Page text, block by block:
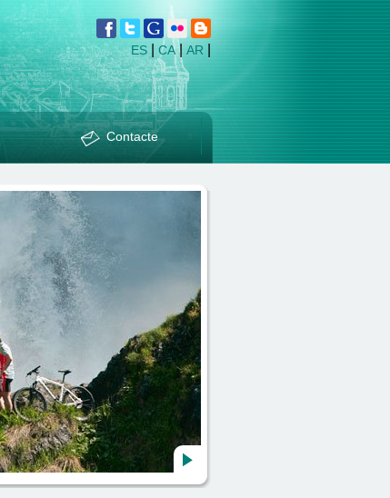
ES CA | AR
Contacte